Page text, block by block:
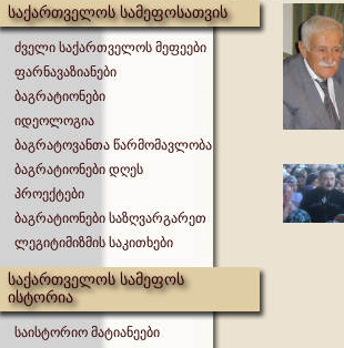
საქართველოს სამეფოსათვის
ძველი საქართველოს მეფეები
ფარნავაზიანები
ბაგრატიონები
იდეოლოგია
ბაგრატოვანთა წარმომავლობა
ბაგრატიონები დღეს
პროექტები
ბაგრატიონები საზღვარგარეთ
ლეგიტიმიზმის საკითხები
საქართველოს სამეფოს
ისტორია
საისტორიო მატიანეები